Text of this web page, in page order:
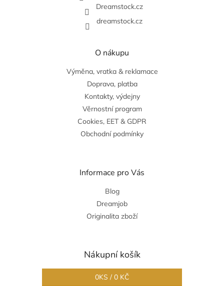
Dreamstock.cz
dreamstock.cz
O nákupu
Výměna, vratka & reklamace
Doprava, platba
Kontakty, výdejny
Věrnostní program
Cookies, EET & GDPR
Obchodní podmínky
Informace pro Vás
Blog
Dreamjob
Originalita zboží
Nákupní košík
0KS / 0 KČ